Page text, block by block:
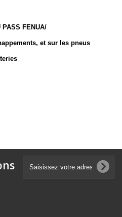
PASS FENUA/
et sur les pneus